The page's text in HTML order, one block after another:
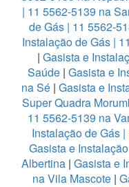
| 11 5562-5139 na
de Gás | 11 5562-
Instalação de Gás |
| Gasista e
Saúde| Gasista e
na Sé | Gasista e
Super Quadra
11 5562-5139 na
Instalação de Gás
Gasista e
Albertina | Gasista e
na Vila Mascote|